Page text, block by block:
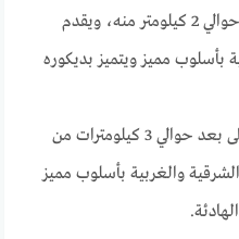
مطعم السلطان: يقع على بعد حوالي 2 كيلومتر منه، ويقدم
بأسلوب مميز ويتميز بديكوره
مطعم كريستال: يقع المطعم على بعد حوالي 3 كيلومترات من
والغربية بأسلوب مميز